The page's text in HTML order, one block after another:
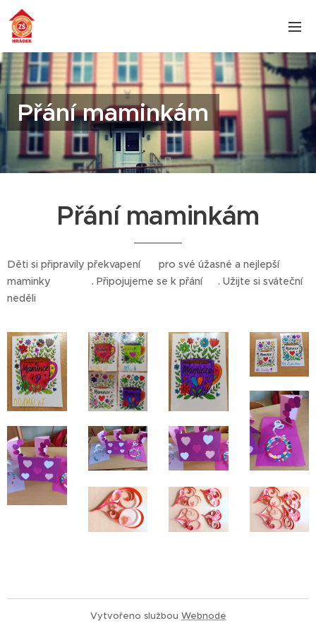
Přání maminkám
Přání maminkám
Děti si připravily překvapení 💌 pro své úžasné a nejlepší
maminky ♥️♥️♥️. Připojujeme se k přání 🫶. Užijte si sváteční
neděli 💐
Vytvořeno službou Webnode